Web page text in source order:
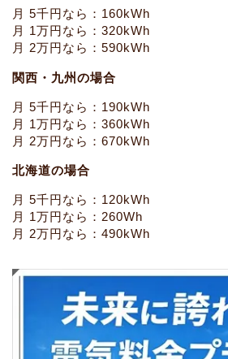
月 5千円なら：160kWh
月 1万円なら：320kWh
月 2万円なら：590kWh
関西・九州の場合
月 5千円なら：190kWh
月 1万円なら：360kWh
月 2万円なら：670kWh
北海道の場合
月 5千円なら：120kWh
月 1万円なら：260Wh
月 2万円なら：490kWh